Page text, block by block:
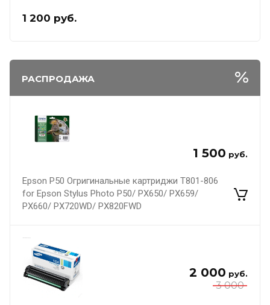
1 200 руб.
РАСПРОДАЖА
1 500 руб.
Epson P50 Огригинальные картриджи T801-806
for Epson Stylus Photo P50/ PX650/ PX659/
PX660/ PX720WD/ PX820FWD
3 000
2 000 руб.